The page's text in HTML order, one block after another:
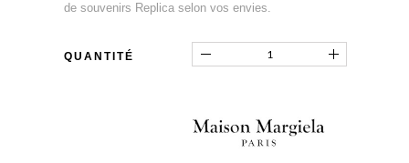
de souvenirs Replica selon vos envies.
QUANTITÉ